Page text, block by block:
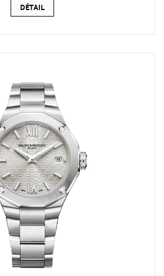
DÉTAIL